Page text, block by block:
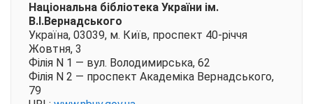
Національна бібліотека України ім.
В.І.Вернадського
Україна, 03039, м. Київ, проспект 40-річчя
Жовтня, 3
Філія N 1 — вул. Володимирська, 62
Філія N 2 — проспект Академіка Веpнадського,
79